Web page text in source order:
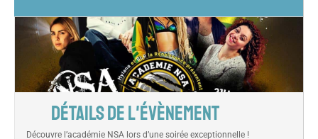
DÉTAILS DE L'ÉVÈNEMENT
Découvre l’académie NSA lors d’une soirée exceptionnelle !